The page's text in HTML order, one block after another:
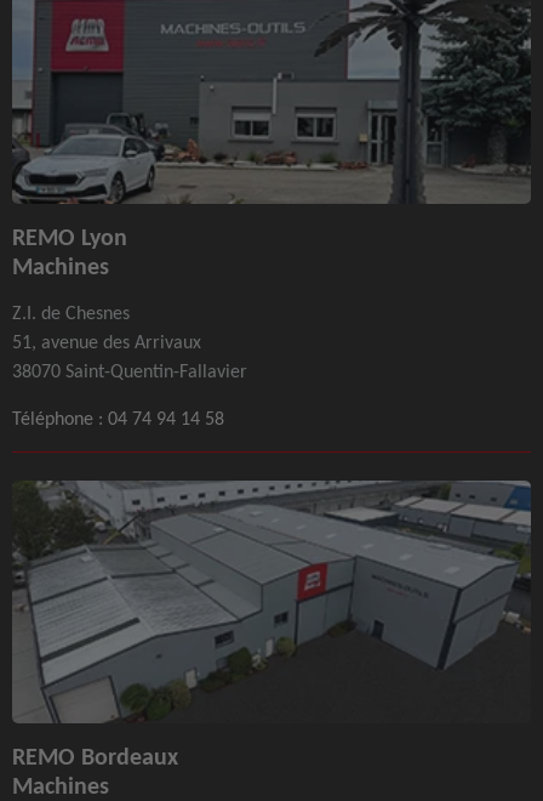
REMO Lyon
Machines
Z.I. de Chesnes
51, avenue des Arrivaux
38070 Saint-Quentin-Fallavier
Téléphone : 04 74 94 14 58
REMO Bordeaux
Machines